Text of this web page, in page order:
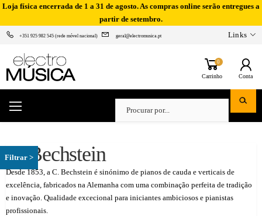
Loja física encerrada de 1 a 31 de agosto. As compras online serão entregues a
partir de setembro.
+351 925 982 545 (rede móvel nacional) geral@electromusica.pt Links
0
Carrinho Conta
C. Bechstein
Desde 1853, a C. Bechstein é sinónimo de pianos de cauda e verticais de
excelência, fabricados na Alemanha com uma combinação perfeita de tradição
e inovação. Qualidade excecional para iniciantes ambiciosos e pianistas
profissionais.